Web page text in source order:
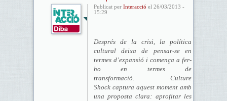
Publicat per Interacció el 26/03/2013 -
15:29
Després de la crisi, la política
cultural deixa de pensar-se en
termes d’expansió i comença a fer-
ho en termes de
transformació. Culture
Shock captura aquest moment amb
una proposta clara: aprofitar les